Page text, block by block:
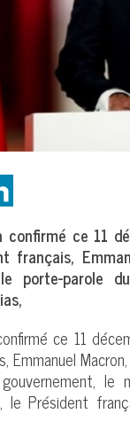
ce 11
français,
porte-parole
ce 11
Emmanuel
le
le Président